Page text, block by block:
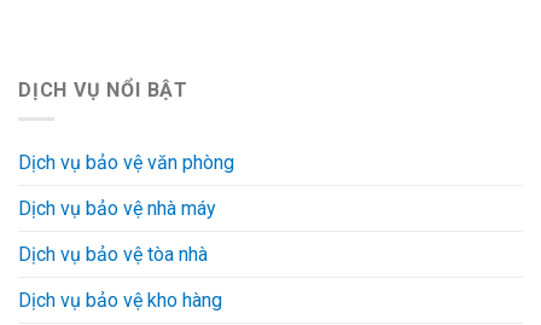
DỊCH VỤ NỔI BẬT
Dịch vụ bảo vệ văn phòng
Dịch vụ bảo vệ nhà máy
Dịch vụ bảo vệ tòa nhà
Dịch vụ bảo vệ kho hàng